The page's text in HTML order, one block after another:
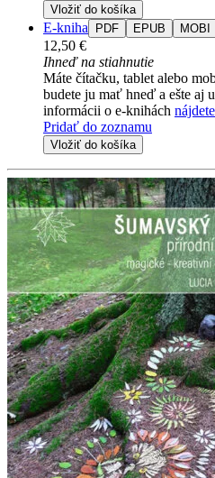
Vložiť do košíka
E-kniha PDF EPUB MOBI
12,50 €
Ihneď na stiahnutie
Máte čítačku, tablet alebo
budete ju mať hneď a ešte aj
informácii o e-knihách
Pridať do zoznamu
Vložiť do košíka